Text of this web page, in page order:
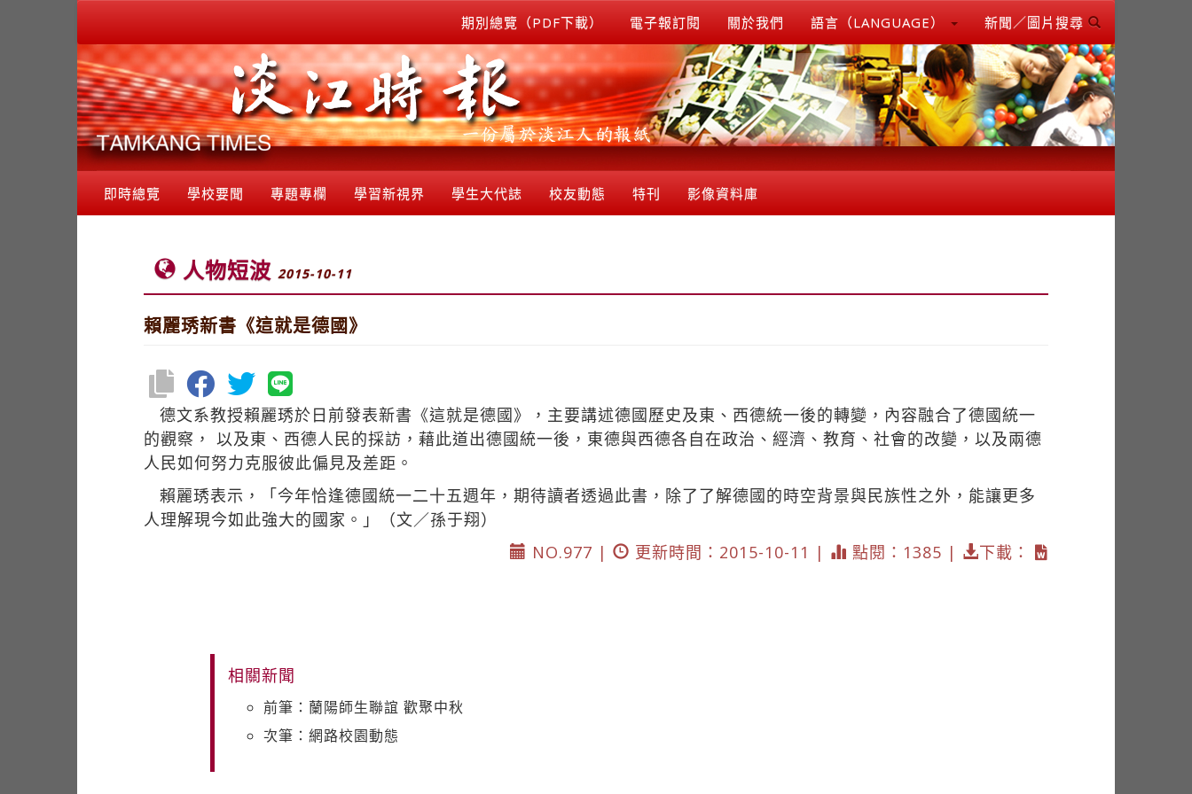
期別總覽（PDF下載） 電子報訂閱 關於我們 語言（LANGUAGE） 新聞／圖片搜尋
即時總覽 學校要聞 專題專欄 學習新視界 學生大代誌 校友動態 特刊 影像資料庫
人物短波 2015-10-11
賴麗琇新書《這就是德國》
德文系教授賴麗琇於日前發表新書《這就是德國》，主要講述德國歷史及東、西德統一後的轉變，內容融合了德國統一
的觀察， 以及東、西德人民的採訪，藉此道出德國統一後，東德與西德各自在政治、經濟、教育、社會的改變，以及兩德
人民如何努力克服彼此偏見及差距。
賴麗琇表示，「今年恰逢德國統一二十五週年，期待讀者透過此書，除了了解德國的時空背景與民族性之外，能讓更多
人理解現今如此強大的國家。」（文／孫于翔）
NO.977 |
更新時間：2015-10-11 | 點閱：1385 | 下載：
相關新聞
前筆：蘭陽師生聯誼 歡聚中秋
次筆：網路校園動態